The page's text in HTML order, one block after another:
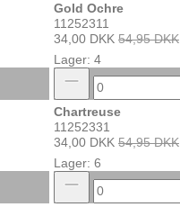
Gold Ochre
11252311
34,00 DKK 54,95 DKK
Lager: 4
Chartreuse
11252331
34,00 DKK 54,95 DKK
Lager: 6